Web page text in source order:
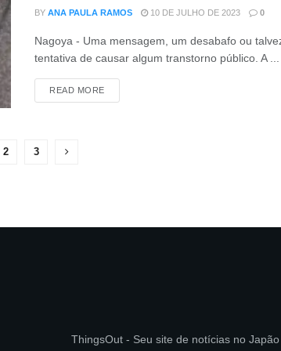
BY ANA PAULA RAMOS 10 DE JULHO DE 2023 0
Nagoya - Uma mensagem, um desabafo ou
tentativa de causar algum transtorno público. A ...
READ MOREDETAILS
2 3
ThingsOut - Seu site de notícias no Japão